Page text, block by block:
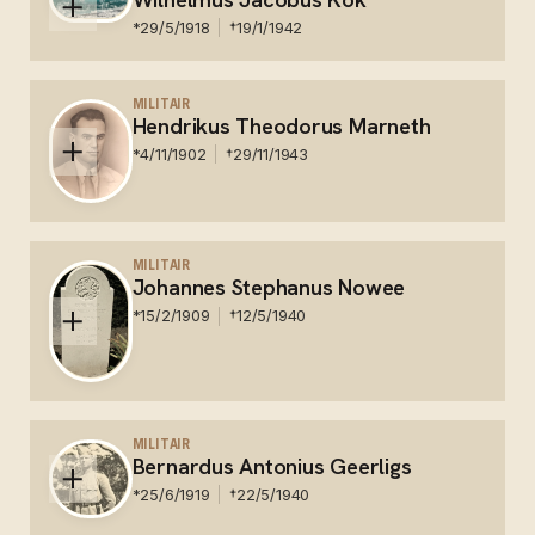
vinden.
*29/5/1918 †19/1/1942
Loenen, monument slachtoffers Tarakan
MILITAIR
Hendrikus Theodorus Marneth
*4/11/1902 †29/11/1943
Nederland - zeemansgraf - Nabij Kangean-eil. a/b
Suez MaruMILITAIR
Johannes Stephanus Nowee
*15/2/1909 †12/5/1940
RotterdamMILITAIR
Bernardus Antonius Geerligs
*25/6/1919 †22/5/1940